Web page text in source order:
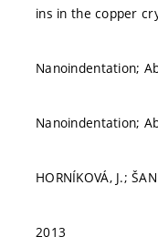
ins in the copper
Nanoindentation;
Nanoindentation;
HORNÍKOVÁ, J.;
2013